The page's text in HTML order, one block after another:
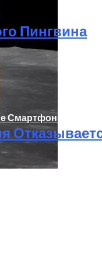
На Базе
Пингвина